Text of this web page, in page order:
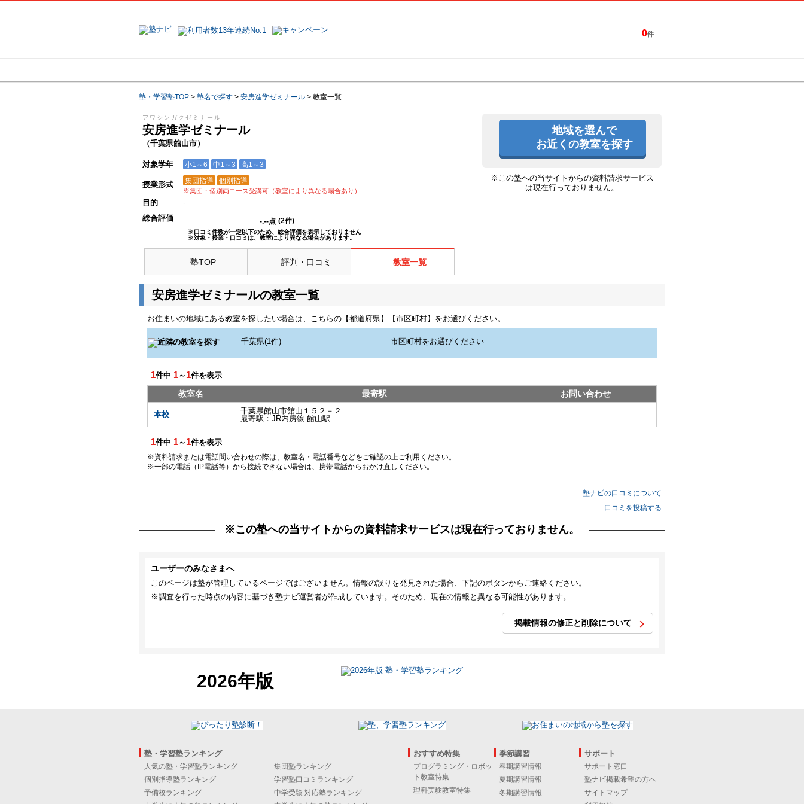
0件
塾・学習塾TOP > 塾名で探す > 安房進学ゼミナール > 教室一覧
アワシンガクゼミナール
安房進学ゼミナール
（千葉県館山市）
対象学年 小1～6 中1～3 高1～3
授業形式 集団指導 個別指導
※集団・個別両コース受講可（教室により異なる場合あり）
目的
-
総合評価
-.--点 (2件)
※口コミ件数が一定以下のため、総合評価を表示しておりません
※対象・授業・口コミは、教室により異なる場合があります。
地域を選んで
お近くの教室を探す
※この塾への当サイトからの資料請求サービス
は現在行っておりません。
塾TOP 評判・口コミ 教室一覧
安房進学ゼミナールの教室一覧
お住まいの地域にある教室を探したい場合は、こちらの【都道府県】【市区町村】をお選びください。
1件中 1～ 1件を表示
教室名 最寄駅 お問い合わせ
本校
千葉県館山市館山１５２－２
最寄駅： JR内房線 館山駅
1件中 1～ 1件を表示
※資料請求または電話問い合わせの際は、教室名・電話番号などをご確認の上ご利用ください。
※一部の電話（IP電話等）から接続できない場合は、携帯電話からおかけ直しください。
塾ナビの口コミについて
口コミを投稿する
※この塾への当サイトからの資料請求サービスは現在行っておりません。
ユーザーのみなさまへ
このページは塾が管理しているページではございません。情報の誤りを発見された場合、下記のボタンからご連絡ください。
※調査を行った時点の内容に基づき塾ナビ運営者が作成しています。そのため、現在の情報と異なる可能性があります。
掲載情報の修正と削除について
2026年版
塾・学習塾ランキング
人気の塾・学習塾ランキング
集団塾ランキング
個別指導塾ランキング
学習塾口コミランキング
予備校ランキング
中学受験 対応塾ランキング
おすすめ特集
プログラミング・ロボッ
ト教室特集
理科実験教室特集
季節講習
春期講習情報
夏期講習情報
冬期講習情報
サポート
サポート窓口
塾ナビ掲載希望の方へ
サイトマップ